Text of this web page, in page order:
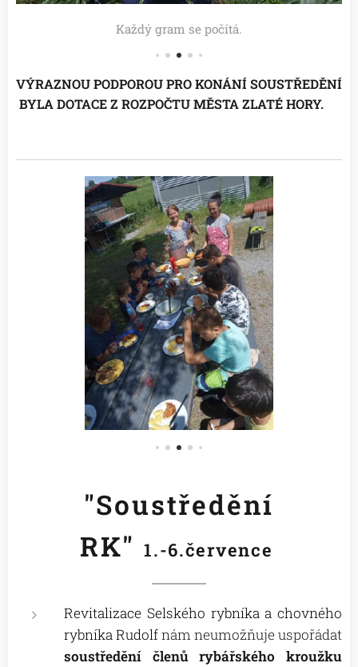
Každý gram se počítá.
VÝRAZNOU PODPOROU PRO KONÁNÍ SOUSTŘEDĚNÍ
BYLA DOTACE Z ROZPOČTU MĚSTA ZLATÉ HORY.❤️
"Soustředění
RK"1.-6.července
Revitalizace Selského rybníka a chovného
rybníka Rudolfnám neumožňuje uspořádat
soustředění členů rybářského kroužku